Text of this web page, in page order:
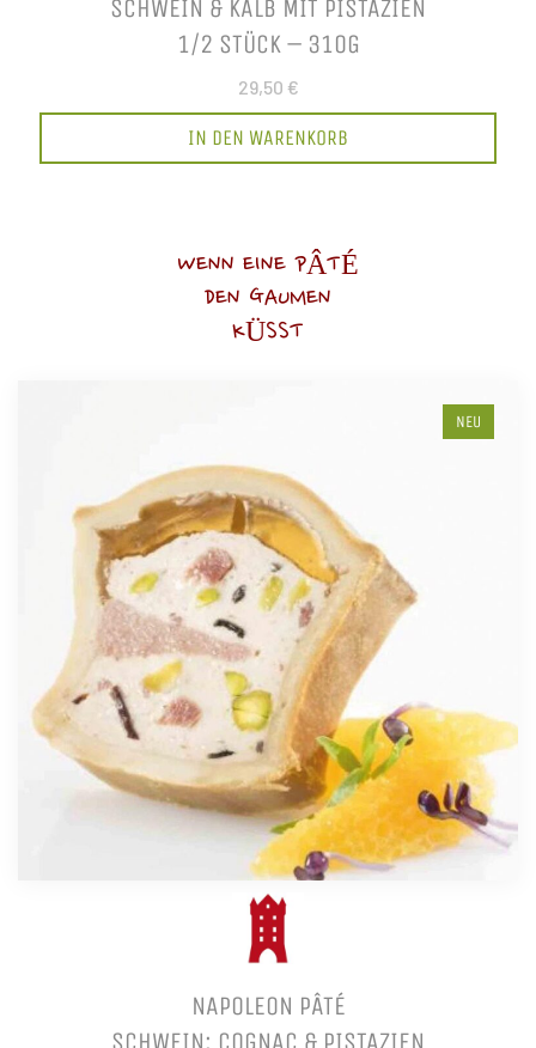
SCHWEIN & KALB MIT PISTAZIEN
1/2 STÜCK – 310G
29,50 €
IN DEN WARENKORB
WENN EINE PÂTÉ
DEN GAUMEN
KÜSST
NEU
NAPOLEON PÂTÉ
SCHWEIN; COGNAC & PISTAZIEN